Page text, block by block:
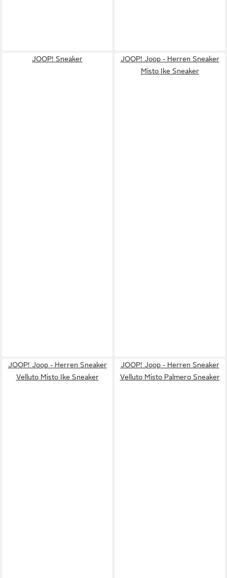
JOOP! Sneaker
JOOP! Joop - Herren Sneaker
Misto Ike Sneaker
JOOP! Joop - Herren Sneaker
Velluto Misto Ike Sneaker
JOOP! Joop - Herren Sneaker
Velluto Misto Palmero Sneaker